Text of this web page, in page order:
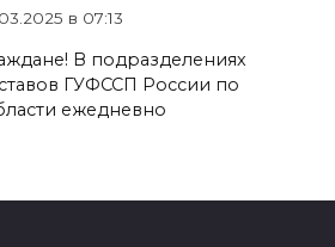
в 07:13
В подразделениях
ГУФССП России по
ежедневно